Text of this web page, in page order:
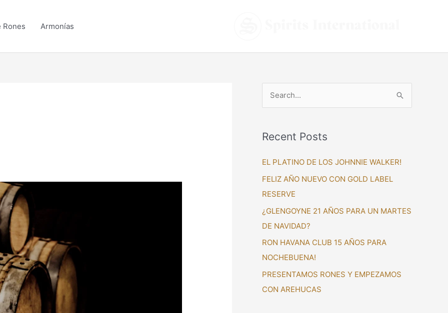
Rones Armonías
r
c
r
:
Recent Posts
EL PLATINO DE LOS JOHNNIE WALKER!
FELIZ AÑO NUEVO CON GOLD LABEL
RESERVE
¿GLENGOYNE 21 AÑOS PARA UN MARTES
DE NAVIDAD?
RON HAVANA CLUB 15 AÑOS PARA
NOCHEBUENA!
PRESENTAMOS RONES Y EMPEZAMOS
CON AREHUCAS